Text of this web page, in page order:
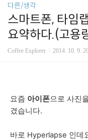
다른/생각
스마트폰, 타임
요약하다.(고용
Coffee Explorer 2014. 10. 9.
요즘 아이폰으로 사진
겼습니다.
바로 Hyperlapse 인데